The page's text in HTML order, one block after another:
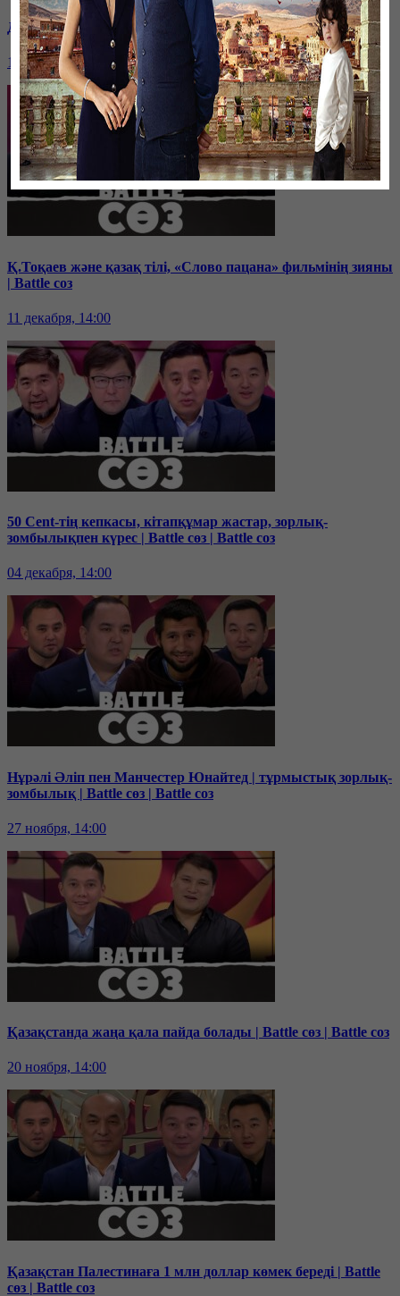
Дихан Қамзабекұлы: тәуелсіздік vs егемендік | Battle соз
19 декабря, 14:00
Қ.Тоқаев және қазақ тілі, «Слово пацана» фильмінің зияны
| Battle соз
11 декабря, 14:00
50 Cent-тің кепкасы, кітапқұмар жастар, зорлық-
зомбылықпен күрес | Battle сөз | Battle соз
04 декабря, 14:00
Нұрәлі Әліп пен Манчестер Юнайтед | тұрмыстық зорлық-
зомбылық | Battle сөз | Battle соз
27 ноября, 14:00
Қазақстанда жаңа қала пайда болады | Battle сөз | Battle соз
20 ноября, 14:00
Қазақстан Палестинаға 1 млн доллар көмек береді | Battle
сөз | Battle соз